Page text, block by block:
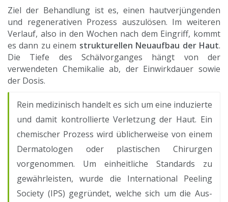
Ziel der Behandlung ist es, einen hautverjüngenden
und regenerativen Prozess auszulösen. Im weiteren
Verlauf, also in den Wochen nach dem Eingriff, kommt
es dann zu einem strukturellen Neuaufbau der Haut.
Die Tiefe des Schälvorganges hängt von der
verwendeten Chemikalie ab, der Einwirkdauer sowie
der Dosis.
Rein medizinisch handelt es sich um eine induzierte
und damit kontrollierte Verletzung der Haut. Ein
chemischer Prozess wird üblicherweise von einem
Dermatologen oder plastischen Chirurgen
vorgenommen. Um einheitliche Standards zu
gewährleisten, wurde die International Peeling
Society (IPS) gegründet, welche sich um die Aus-